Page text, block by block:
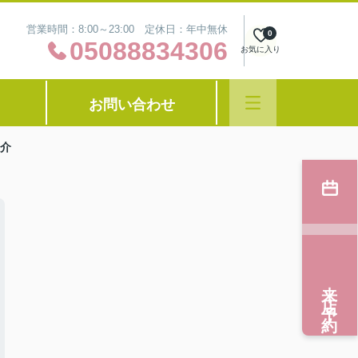
営業時間：8:00～23:00 定休日：年中無休
05088834306 お気に入り
0
お問い合わせ
来店予約